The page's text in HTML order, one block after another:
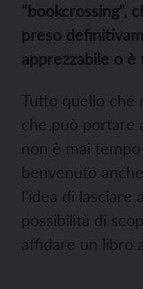
"bookcrossing",
preso
apprezzabile o è
Tutto quello che
che può portare
non è mai
benvenuto
l’idea di lasciare
possibilità di
affidare un libro